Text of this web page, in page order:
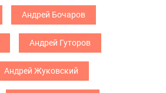
Андрей Бочаров
Андрей Гуторов
Андрей Жуковский